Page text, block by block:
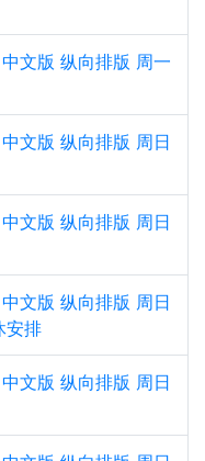
文版 纵向排版 周一
文版 纵向排版 周日
文版 纵向排版 周日
文版 纵向排版 周日
安排
文版 纵向排版 周日